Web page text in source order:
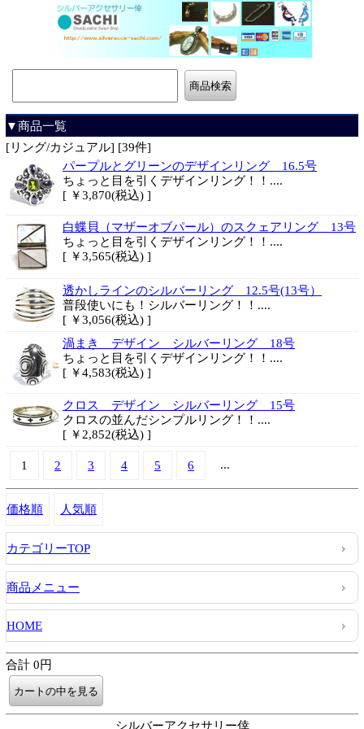
▼商品一覧
[リング/カジュアル] [39件]
パープルとグリーンのデザインリング 16.5号
ちょっと目を引くデザインリング！！....
[ ￥3,870(税込) ]
白蝶貝（マザーオブパール）のスクェアリング 13号
ちょっと目を引くデザインリング！！....
[ ￥3,565(税込) ]
透かしラインのシルバーリング 12.5号(13号）
普段使いにも！シルバーリング！！....
[ ￥3,056(税込) ]
渦まき デザイン シルバーリング 18号
ちょっと目を引くデザインリング！！....
[ ￥4,583(税込) ]
クロス デザイン シルバーリング 15号
クロスの並んだシンプルリング！！....
[ ￥2,852(税込) ]
1 2 3 4 5 6 ...
価格順 人気順
カテゴリーTOP
商品メニュー
HOME
合計 0円
シルバーアクセサリー倖